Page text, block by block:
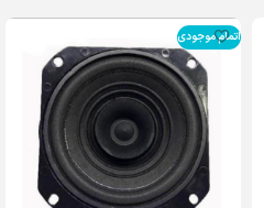
اتمام موجودی